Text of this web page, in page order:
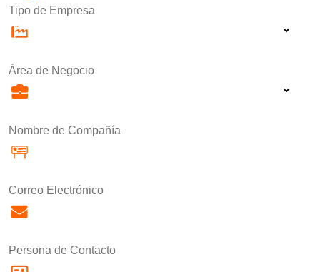
Tipo de Empresa
Área de Negocio
Nombre de Compañía
Correo Electrónico
Persona de Contacto